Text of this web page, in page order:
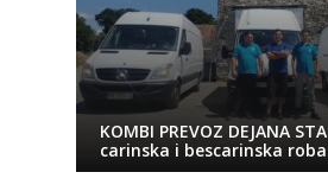
KOMBI PREVOZ DEJANA
carinska i bescarinska roba